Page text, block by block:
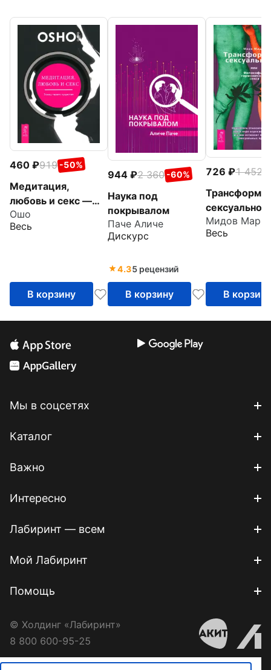
460 919 -50%
Медитация,
любовь и секс —
танец твоего
существа
Ошо
Весь
В корзину
944 2 360 -60%
Наука под
покрывалом
Паче Аличе
Дискурс
4.35 рецензий
В корзину
726 1 452
Философия
Мидов Марк
Весь
В корзину
Мы в соцсетях
Каталог
Важно
Интересно
Лабиринт — всем
Мой Лабиринт
Помощь
© Холдинг «Лабиринт»
8 800 600-95-25